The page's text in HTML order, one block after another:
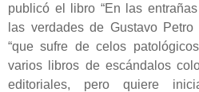
publicó el libro “En las
las verdades de Gustavo
“que sufre de celos
varios libros de escándalos
editoriales, pero quiere